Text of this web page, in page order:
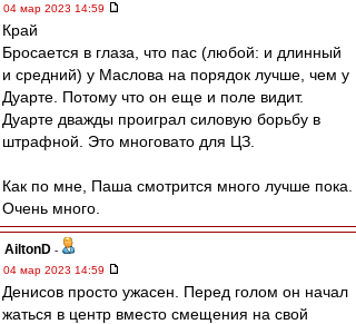
04 мар 2023 14:59
Край
Бросается в глаза, что пас (любой: и длинный
и средний) у Маслова на порядок лучше, чем у
Дуарте. Потому что он еще и поле видит.
Дуарте дважды проиграл силовую борьбу в
штрафной. Это многовато для ЦЗ.
Как по мне, Паша смотрится много лучше пока.
Очень много.
AiltonD -
04 мар 2023 14:59
Денисов просто ужасен. Перед голом он начал
жаться в центр вместо смещения на свой